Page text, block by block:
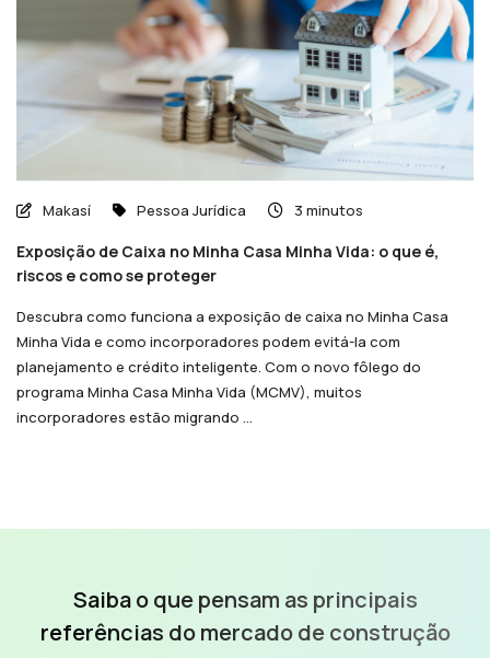
Makasí Pessoa Jurídica 3 minutos
Exposição de Caixa no Minha Casa Minha Vida: o que é,
riscos e como se proteger
Descubra como funciona a exposição de caixa no Minha Casa
Minha Vida e como incorporadores podem evitá-la com
planejamento e crédito inteligente. Com o novo fôlego do
programa Minha Casa Minha Vida (MCMV), muitos
incorporadores estão migrando ...
Saiba o que pensam as principais
referências domercado de construção